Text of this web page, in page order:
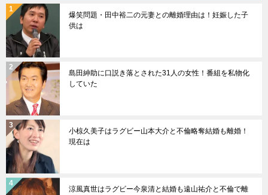
爆笑問題・田中裕二の元妻との離婚理由は！妊娠した子
供は
島田紳助に口説き落とされた31人の女性！番組を私物化
していた
小椋久美子はラグビー山本大介と不倫略奪結婚も離婚！
現在は
涼風真世はラグビー今泉清と結婚も遠山祐介と不倫で離